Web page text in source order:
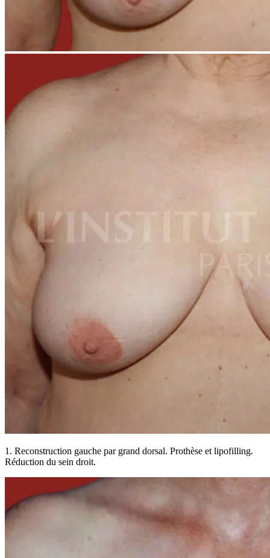
1. Reconstruction gauche par grand dorsal. Prothèse et lipofilling.
Réduction du sein droit.